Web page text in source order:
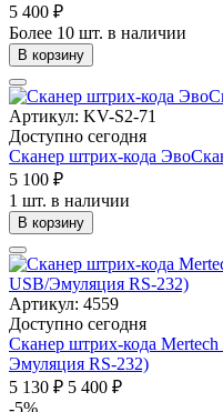
5 400 ₽
Более 10 шт. в наличии
В корзину
Артикул: KV-S2-71
Доступно сегодня
Сканер штрих-кода
5 100 ₽
1 шт. в наличии
В корзину
Артикул: 4559
Доступно сегодня
Сканер штрих-кода
Эмуляция RS-232)
5 130 ₽ 5 400 ₽
-5%